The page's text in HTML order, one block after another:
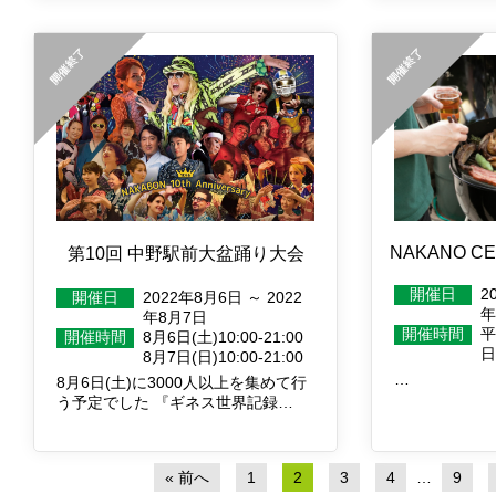
第10回 中野駅前大盆踊り大会
開催日
2022年8月6日 ～ 2022
年8月7日
開催時間
8月6日(土)10:00-21:00
8月7日(日)10:00-21:00
8月6日(土)に3000人以上を集めて行
う予定でした 『ギネス世界記録…
NAKANO
開催日
開催時間
« 前へ 1 2 3 4 9